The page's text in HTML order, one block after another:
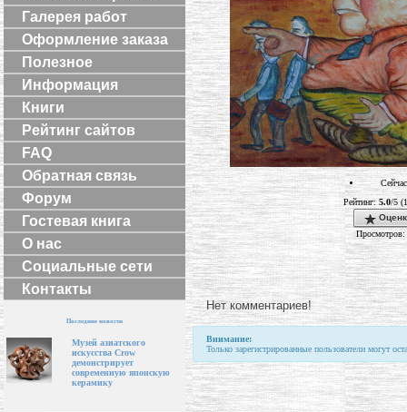
Галерея работ
Оформление заказа
Полезное
Информация
Книги
Рейтинг сайтов
FAQ
Обратная связь
Форум
Гостевая книга
О нас
Социальные сети
Контакты
Последние новости
Музей азиатского
искусства Crow
демонстрирует
современную японскую
керамику
Рейтинг:5.0/5
Просмотров:
Нет комментариев!
Внимание:
Только зарегистрированные пользователи могут